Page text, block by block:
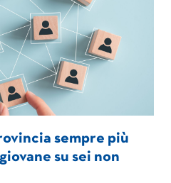
sempre più
su sei non